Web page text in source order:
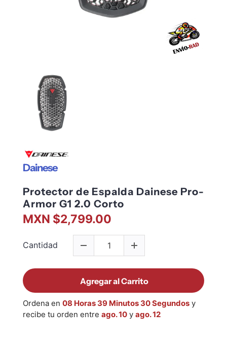
Dainese
Protector de Espalda Dainese Pro-
Armor G1 2.0 Corto
MXN $2,799.00
Cantidad
Agregar al Carrito
Ordena en 08 Horas 39 Minutos 30 Segundos y
recibe tu orden entre ago. 10 y ago. 12